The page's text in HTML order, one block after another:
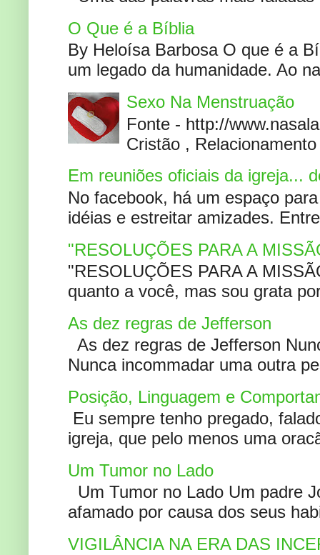
O Que é a Bíblia
By Heloísa Barbosa O que é a
um legado da humanidade. Ao
Sexo Na Menstruação
Fonte - http://
Cristão ,
Em reuniões oficiais da igreja...
No facebook, há um espaço
idéias e estreitar amizades.
"RESOLUÇÕES PARA A
"RESOLUÇÕES PARA A
quanto a você, mas sou grata
As dez regras de Jefferson
As dez regras de Jefferson
Nunca incommadar uma outra
Posição, Linguagem e
Eu sempre tenho pregado,
igreja, que pelo menos uma
Um Tumor no Lado
Um Tumor no Lado Um padre
afamado por causa dos seus
VIGILÂNCIA NA ERA DAS